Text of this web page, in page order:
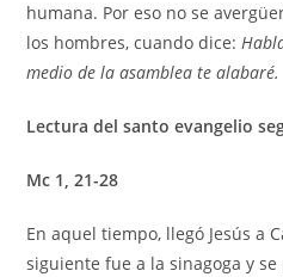
humana. Por eso no se
los hombres, cuando dice:
medio de la asamblea te alabaré.
Lectura del santo evangelio
Mc 1, 21-28
En aquel tiempo, llegó Jesús a
siguiente fue a la sinagoga y se